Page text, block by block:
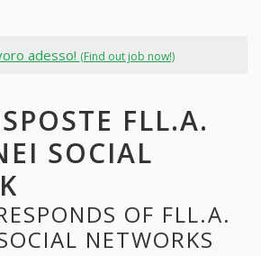
adesso! (Find out job now!)
FLL.A.
SOCIAL
OF FLL.A.
NETWORKS